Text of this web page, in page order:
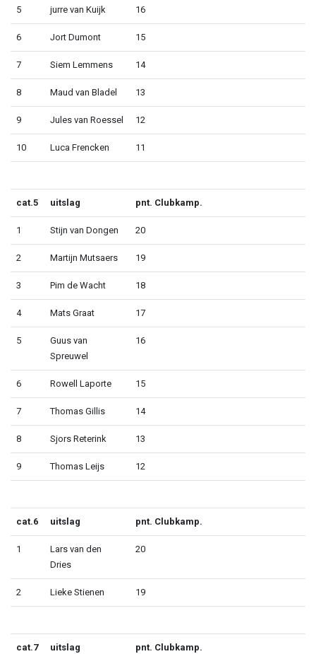
5 jurre van Kuijk 16
6 Jort Dumont 15
7 Siem Lemmens 14
8 Maud van Bladel 13
9 Jules van Roessel 12
10 Luca Frencken 11
cat.5 uitslag pnt. Clubkamp.
1 Stijn van Dongen 20
2 Martijn Mutsaers 19
3 Pim de Wacht 18
4 Mats Graat 17
5
Guus van
Spreuwel
16
6 Rowell Laporte 15
7 Thomas Gillis 14
8 Sjors Reterink 13
9 Thomas Leijs 12
cat.6 uitslag pnt. Clubkamp.
1
Lars van den
Dries
20
2 Lieke Stienen 19
cat.7 uitslag pnt. Clubkamp.